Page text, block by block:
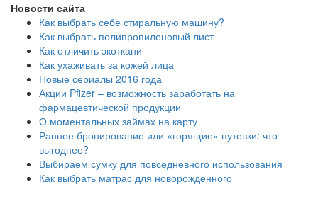
Новости сайта
Как выбрать себе стиральную машину?
Как выбрать полипропиленовый лист
Как отличить экоткани
Как ухаживать за кожей лица
Новые сериалы 2016 года
Акции Pfizer – возможность заработать на
фармацевтической продукции
О моментальных займах на карту
Раннее бронирование или «горящие» путевки: что
выгоднее?
Выбираем сумку для повседневного использования
Как выбрать матрас для новорожденного